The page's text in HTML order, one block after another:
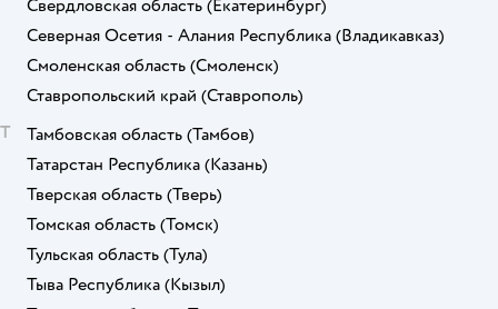
Свердловская область (Екатеринбург)
Северная Осетия - Алания Республика (Владикавказ)
Смоленская область (Смоленск)
Ставропольский край (Ставрополь)
Т
Тамбовская область (Тамбов)
Татарстан Республика (Казань)
Тверская область (Тверь)
Томская область (Томск)
Тульская область (Тула)
Тыва Республика (Кызыл)